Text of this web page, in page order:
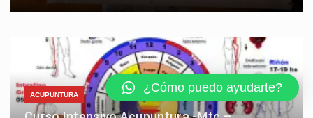
ACUPUNTURA
¿Cómo puedo ayudarte?